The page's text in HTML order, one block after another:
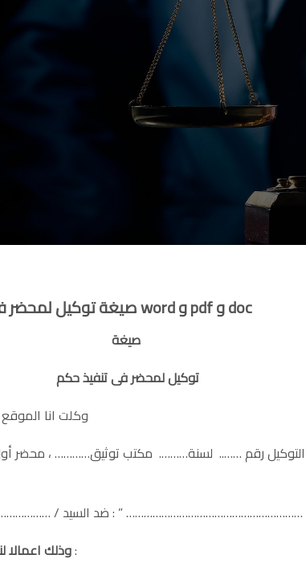
صيغة توكيل لمحضر فى تنفيذ حكم متاحة للقراءة والتحميل بصيغة word و pdf و doc
صيغة
توكيل لمحضر فى تنفيذ حكم
رقم …….. لسنة………. مكتب توثيق………… ، محضر
ضد السيد /منطوقه : ” …………………………………………………… ”
وذلك اعمالا لنص المادة 279 من: